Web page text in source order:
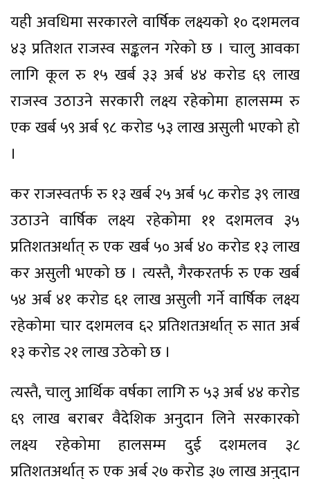
यही अवधिमा सरकारले वार्षिक लक्ष्यको १० दशमलव
४३ प्रतिशत राजस्व सङ्कलन गरेको छ । चालु आवका
लागि कूल रु १५ खर्ब ३३ अर्ब ४४ करोड ६९ लाख
राजस्व उठाउने सरकारी लक्ष्य रहेकोमा हालसम्म रु
एक खर्ब ५९ अर्ब ९८ करोड ५३ लाख असुली भएको हो
।
कर राजस्वतर्फ रु १३ खर्ब २५ अर्ब ५८ करोड ३९ लाख
उठाउने वार्षिक लक्ष्य रहेकोमा ११ दशमलव ३५
प्रतिशतअर्थात् रु एक खर्ब ५० अर्ब ४० करोड १३ लाख
कर असुली भएको छ । त्यस्तै, गैरकरतर्फ रु एक खर्ब
५४ अर्ब ४१ करोड ६१ लाख असुली गर्ने वार्षिक लक्ष्य
रहेकोमा चार दशमलव ६२ प्रतिशतअर्थात् रु सात अर्ब
१३ करोड २१ लाख उठेको छ ।
त्यस्तै, चालु आर्थिक वर्षका लागि रु ५३ अर्ब ४४ करोड
६९ लाख बराबर वैदेशिक अनुदान लिने सरकारको
लक्ष्य रहेकोमा हालसम्म दुई दशमलव ३८
प्रतिशतअर्थात् रु एक अर्ब २७ करोड ३७ लाख अनुदान